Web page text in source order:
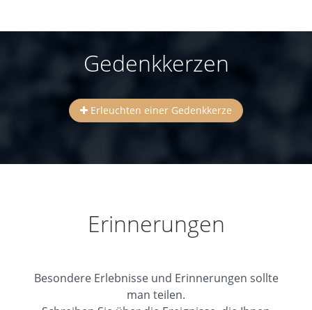
Gedenkkerzen
Erleuchten einer Gedenkkerze
Erinnerungen
Besondere Erlebnisse und Erinnerungen sollte
man teilen.